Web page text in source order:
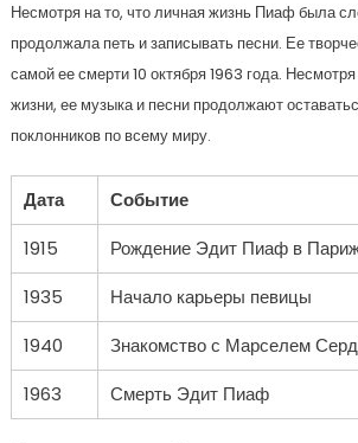
Несмотря на то, что личная жизнь Пиаф была
продолжала петь и записывать песни. Ее
самой ее смерти 10 октября 1963 года.
жизни, ее музыка и песни продолжают
поклонников по всему миру.
Дата
Событие
1915
Рождение Эдит Пиаф в
1935
Начало карьеры певицы
1940
Знакомство с Марселем
1963
Смерть Эдит Пиаф